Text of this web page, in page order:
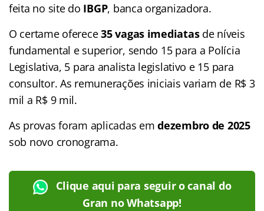
feita no site do IBGP, banca organizadora.
O certame oferece35 vagas imediatasde níveis
fundamental e superior, sendo 15 para a Polícia
Legislativa, 5 para analista legislativo e 15 para
consultor. As remunerações iniciais variam de R$ 3
mil a R$ 9 mil.
As provas foram aplicadas emdezembro de 2025
sob novo cronograma.
Clique aqui para seguir o canal do
Gran no Whatsapp!